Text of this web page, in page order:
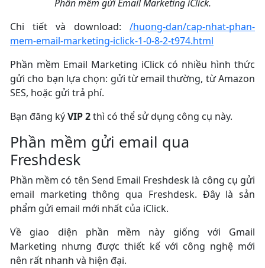
Phần mềm gửi Email Marketing iClick.
Chi tiết và download: /huong-dan/cap-nhat-phan-
mem-email-marketing-iclick-1-0-8-2-t974.html
Phần mềm Email Marketing iClick có nhiều hình thức
gửi cho bạn lựa chọn: gửi từ email thường, từ Amazon
SES, hoặc gửi trả phí.
Bạn đăng kýVIP 2thì có thể sử dụng công cụ này.
Phần mềm gửi email qua
Freshdesk
Phần mềm có tên Send Email Freshdesk là công cụ gửi
email marketing thông qua Freshdesk. Đây là sản
phẩm gửi email mới nhất của iClick.
Về giao diện phần mềm này giống với Gmail
Marketing nhưng được thiết kế với công nghệ mới
nên rất nhanh và hiện đại.